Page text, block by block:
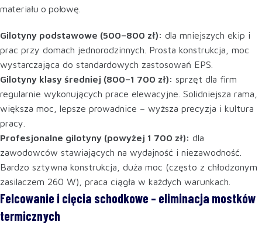
materiału o połowę.
Gilotyny podstawowe (500–800 zł): dla mniejszych ekip i
prac przy domach jednorodzinnych. Prosta konstrukcja, moc
wystarczająca do standardowych zastosowań EPS.
Gilotyny klasy średniej (800–1 700 zł): sprzęt dla firm
regularnie wykonujących prace elewacyjne. Solidniejsza rama,
większa moc, lepsze prowadnice – wyższa precyzja i kultura
pracy.
Profesjonalne gilotyny (powyżej 1 700 zł): dla
zawodowców stawiających na wydajność i niezawodność.
Bardzo sztywna konstrukcja, duża moc (często z chłodzonym
zasilaczem 260 W), praca ciągła w każdych warunkach.
Felcowanie i cięcia schodkowe – eliminacja mostków
termicznych